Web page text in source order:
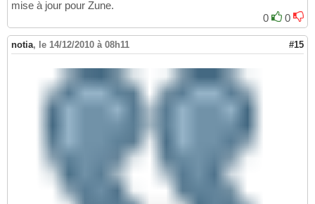
mise à jour pour Zune.
0
0
notia, le 14/12/2010 à 08h11 #15